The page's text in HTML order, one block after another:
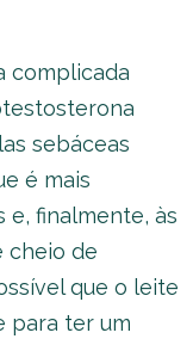
complicada
sebáceas
é mais
finalmente, às
cheio de
que o leite
para ter um